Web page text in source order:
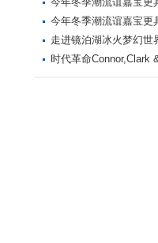
今年冬季潮流谊嘉宝更
走进镜泊湖冰火梦幻世
时代革命Connor,Clark